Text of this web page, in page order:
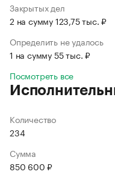
Закрытых дел
2 на сумму 123,75 тыс. ₽
Определить не удалось
1 на сумму 55 тыс. ₽
Посмотреть все
Количество
234
Сумма
850 600 ₽